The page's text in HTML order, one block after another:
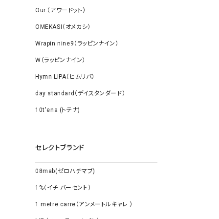
Our.（アワードット）
OMEKASI（オメカシ）
Wrapin nine9（ラッピンナイン）
W（ラッピンナイン）
Hymn LIPA（ヒムリパ）
day standard（デイスタンダード）
10t'ena (トテナ)
セレクトブランド
08mab(ゼロハチマブ)
1%（イチ パーセント）
1 metre carre（アンメートルキャレ ）